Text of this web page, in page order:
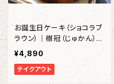
お誕生日ケーキ（ショコラブ
ラウン）｜樹冠（じゅかん）直
径15㎝〈約4～５名様〉
¥4,890
テイクアウト